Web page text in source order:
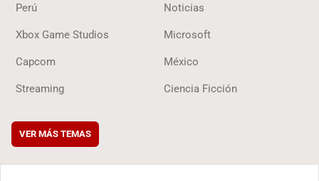
Perú Noticias
Xbox Game Studios Microsoft
Capcom México
Streaming Ciencia Ficción
VER MÁS TEMAS